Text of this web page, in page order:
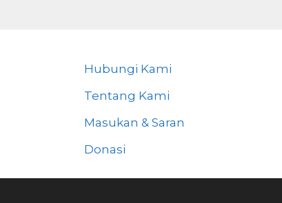
Hubungi Kami
Tentang Kami
Masukan & Saran
Donasi